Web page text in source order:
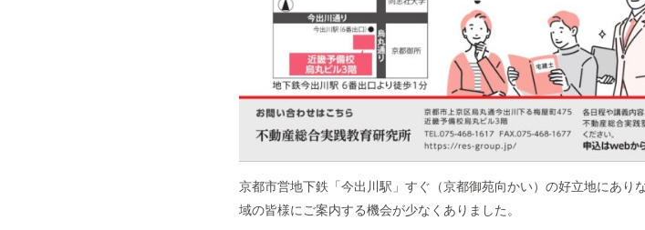
京都市営地下鉄「今出川駅」すぐ（京都御苑向かい）の好立地にあり
域の皆様にご案内する機会が少なくありました。